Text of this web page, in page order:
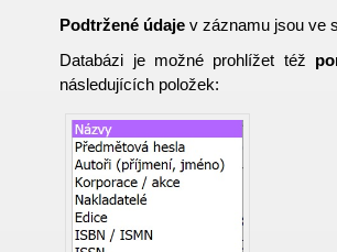
Podtržené údaje v záznamu jsou ve
Databázi je možné prohlížet též
následujících položek: